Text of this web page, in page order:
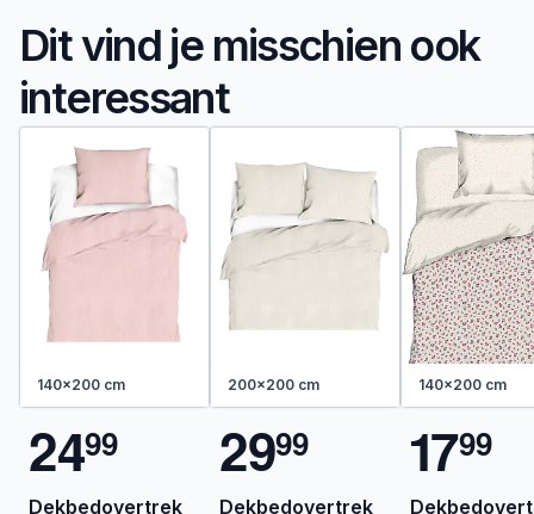
Dit vind je misschien ook
interessant
140x200 cm
2499
Dekbedovertrek
200x200 cm
2999
Dekbedovertrek
140x200 cm
1799